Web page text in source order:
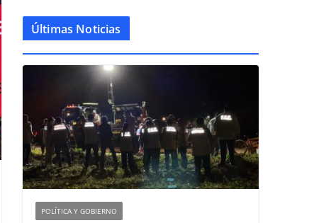
Últimas Noticias
POLÍTICA Y GOBIERNO